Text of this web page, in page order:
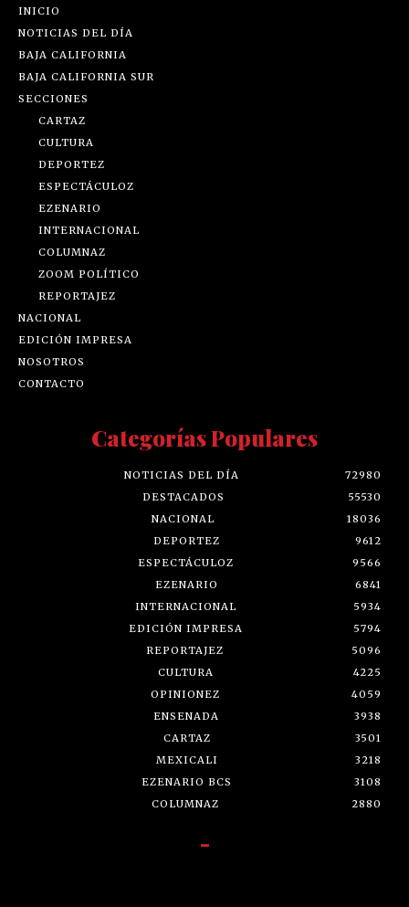
INICIO
NOTICIAS DEL DÍA
BAJA CALIFORNIA
BAJA CALIFORNIA SUR
SECCIONES
CARTAZ
CULTURA
DEPORTEZ
ESPECTÁCULOZ
EZENARIO
INTERNACIONAL
COLUMNAZ
ZOOM POLÍTICO
REPORTAJEZ
NACIONAL
EDICIÓN IMPRESA
NOSOTROS
CONTACTO
Categorías Populares
NOTICIAS DEL DÍA
72980
DESTACADOS
55530
NACIONAL
18036
DEPORTEZ
9612
ESPECTÁCULOZ
9566
EZENARIO
6841
INTERNACIONAL
5934
EDICIÓN IMPRESA
5794
REPORTAJEZ
5096
CULTURA
4225
OPINIONEZ
4059
ENSENADA
3938
CARTAZ
3501
MEXICALI
3218
EZENARIO BCS
3108
COLUMNAZ
2880
-